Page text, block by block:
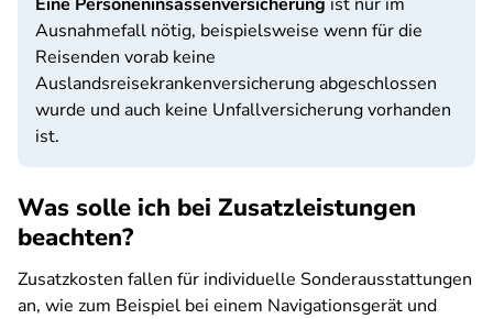
Ausnahmefall nötig, beispielsweise wenn für die
Reisenden vorab keine
Auslandsreisekrankenversicherung abgeschlossen
wurde und auch keine Unfallversicherung vorhanden
ist.
Was solle ich bei Zusatzleistungen
beachten?
Zusatzkosten fallen für individuelle Sonderausstattungen
an, wie zum Beispiel bei einem Navigationsgerät und